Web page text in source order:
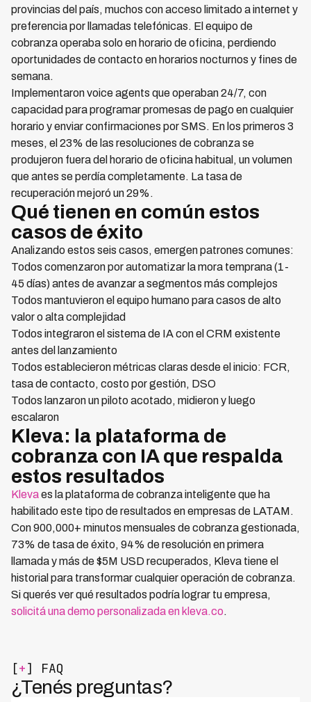
provincias del país, muchos con acceso limitado a internet y
preferencia por llamadas telefónicas. El equipo de
cobranza operaba solo en horario de oficina, perdiendo
oportunidades de contacto en horarios nocturnos y fines de
semana.
Implementaron voice agents que operaban 24/7, con
capacidad para programar promesas de pago en cualquier
horario y enviar confirmaciones por SMS. En los primeros 3
meses, el 23% de las resoluciones de cobranza se
produjeron fuera del horario de oficina habitual, un volumen
que antes se perdía completamente. La tasa de
recuperación mejoró un 29%.
Qué tienen en común estos
casos de éxito
Analizando estos seis casos, emergen patrones comunes:
Todos comenzaron por automatizar la mora temprana (1-
45 días) antes de avanzar a segmentos más complejos
Todos mantuvieron el equipo humano para casos de alto
valor o alta complejidad
Todos integraron el sistema de IA con el CRM existente
antes del lanzamiento
Todos establecieron métricas claras desde el inicio: FCR,
tasa de contacto, costo por gestión, DSO
Todos lanzaron un piloto acotado, midieron y luego
escalaron
Kleva: la plataforma de
cobranza con IA que respalda
estos resultados
Klevaes la plataforma de cobranza inteligente que ha
habilitado este tipo de resultados en empresas de LATAM.
Con 900,000+ minutos mensuales de cobranza gestionada,
73% de tasa de éxito, 94% de resolución en primera
llamada y más de $5M USD recuperados, Kleva tiene el
historial para transformar cualquier operación de cobranza.
Si querés ver qué resultados podría lograr tu empresa,
solicitá una demo personalizada en kleva.co.
[+] FAQ
¿Tenés preguntas?